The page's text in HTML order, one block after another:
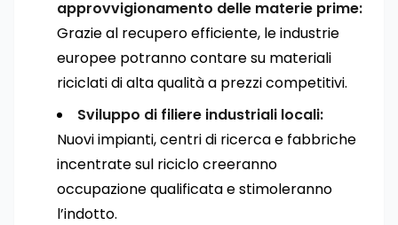
approvvigionamento delle materie prime:
Grazie al recupero efficiente, le industrie
europee potranno contare su materiali
riciclati di alta qualità a prezzi competitivi.
Sviluppo di filiere industriali locali:
Nuovi impianti, centri di ricerca e fabbriche
incentrate sul riciclo creeranno
occupazione qualificata e stimoleranno
l’indotto.